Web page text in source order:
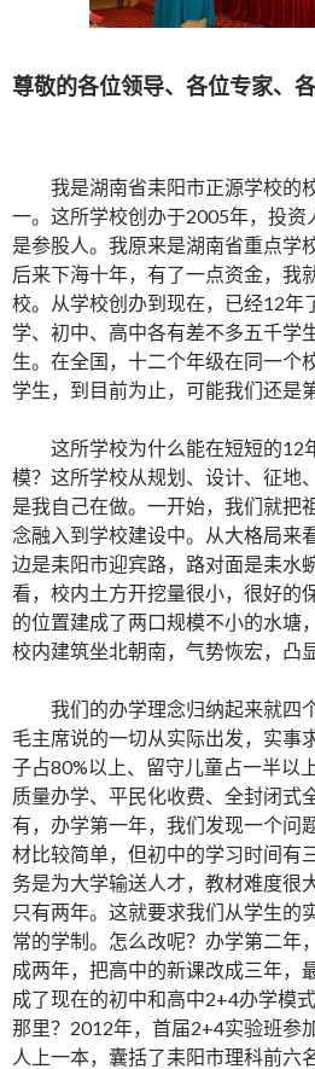
尊敬的各位领导、各位专家、各
我是湖南省耒阳市正源学校的
一。这所学校创办于2005年，投
是参股人。我原来是湖南省重点学
后来下海十年，有了一点资金，我
校。从学校创办到现在，已经12年
学、初中、高中各有差不多五千学
生。在全国，十二个年级在同一个
学生，到目前为止，可能我们还是
这所学校为什么能在短短的12
模？这所学校从规划、设计、征地
是我自己在做。一开始，我们就把
念融入到学校建设中。从大格局来
边是耒阳市迎宾路，路对面是耒水
看，校内土方开挖量很小，很好的
的位置建成了两口规模不小的水塘
校内建筑坐北朝南，气势恢宏，凸
我们的办学理念归纳起来就四
毛主席说的一切从实际出发，实事
子占80%以上、留守儿童占一半以
质量办学、平民化收费、全封闭式
有，办学第一年，我们发现一个问
材比较简单，但初中的学习时间有
务是为大学输送人才，教材难度很
只有两年。这就要求我们从学生的
常的学制。怎么改呢？办学第二年
成两年，把高中的新课改成三年，
成了现在的初中和高中2+4办学模
那里？2012年，首届2+4实验班参
人上一本，囊括了耒阳市理科前六